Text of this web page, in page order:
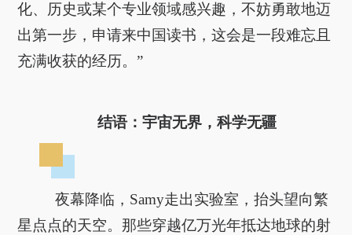
化、历史或某个专业领域感兴趣，不妨勇敢地迈
出第一步，申请来中国读书，这会是一段难忘且
充满收获的经历。”
结语：宇宙无界，科学无疆
夜幕降临，Samy走出实验室，抬头望向繁
星点点的天空。那些穿越亿万光年抵达地球的射